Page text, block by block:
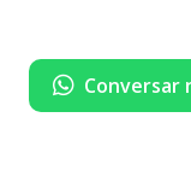
Conversar